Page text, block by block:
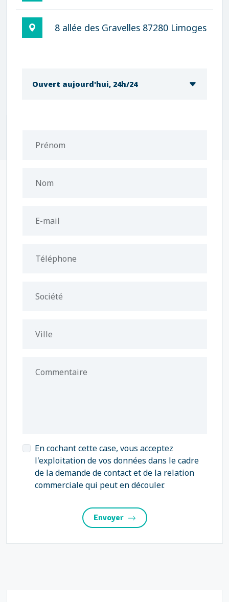
8 allée des Gravelles 87280 Limoges
Ouvert aujourd'hui, 24h/24
Prénom
Nom
E-mail
Téléphone
Société
Ville
Commentaire
En cochant cette case, vous acceptez
l'exploitation de vos données dans le cadre
de la demande de contact et de la relation
commerciale qui peut en découler.
Envoyer